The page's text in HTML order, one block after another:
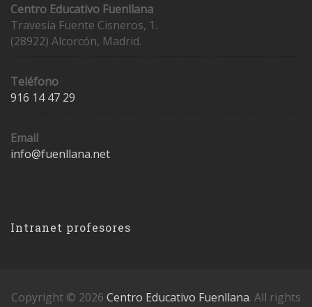
Centro Educativo Fuenllana
Travesía Fuente Cisneros, 1.
(28922) Alcorcón, Madrid.
Teléfono
916 14 47 29
Email
info@fuenllana.net
Intranet profesores
Copyright © 2026 Centro Educativo Fuenllana. All rights